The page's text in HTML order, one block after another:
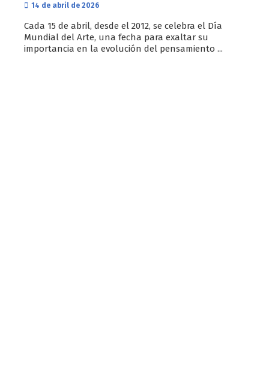
14 de abril de 2026
Cada 15 de abril, desde el 2012, se celebra el Día
Mundial del Arte, una fecha para exaltar su
importancia en la evolución del pensamiento ...